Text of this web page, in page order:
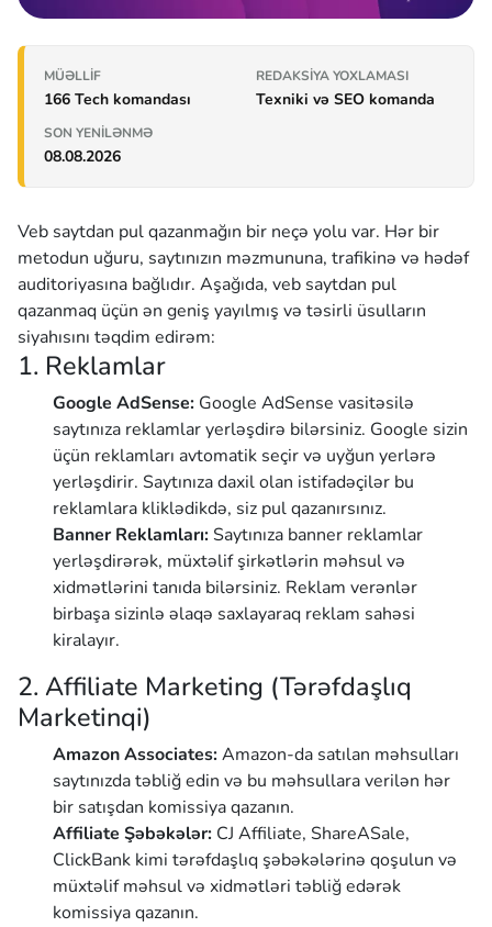
MÜƏLLIF
166 Tech komandası
REDAKSIYA YOXLAMASI
Texniki və SEO komanda
SON YENILƏNMƏ
08.08.2026
Veb saytdan pul qazanmağın bir neçə yolu var. Hər bir
metodun uğuru, saytınızın məzmununa, trafikinə və hədəf
auditoriyasına bağlıdır. Aşağıda, veb saytdan pul
qazanmaq üçün ən geniş yayılmış və təsirli üsulların
siyahısını təqdim edirəm:
1. Reklamlar
Google AdSense: Google AdSense vasitəsilə
saytınıza reklamlar yerləşdirə bilərsiniz. Google sizin
üçün reklamları avtomatik seçir və uyğun yerlərə
yerləşdirir. Saytınıza daxil olan istifadəçilər bu
reklamlara kliklədikdə, siz pul qazanırsınız.
Banner Reklamları:Saytınıza banner reklamlar
yerləşdirərək, müxtəlif şirkətlərin məhsul və
xidmətlərini tanıda bilərsiniz. Reklam verənlər
birbaşa sizinlə əlaqə saxlayaraq reklam sahəsi
kiralayır.
2. Affiliate Marketing (Tərəfdaşlıq
Marketinqi)
Amazon Associates:Amazon-da satılan məhsulları
saytınızda təbliğ edin və bu məhsullara verilən hər
bir satışdan komissiya qazanın.
Affiliate Şəbəkələr: CJ Affiliate, ShareASale,
ClickBank kimi tərəfdaşlıq şəbəkələrinə qoşulun və
müxtəlif məhsul və xidmətləri təbliğ edərək
komissiya qazanın.